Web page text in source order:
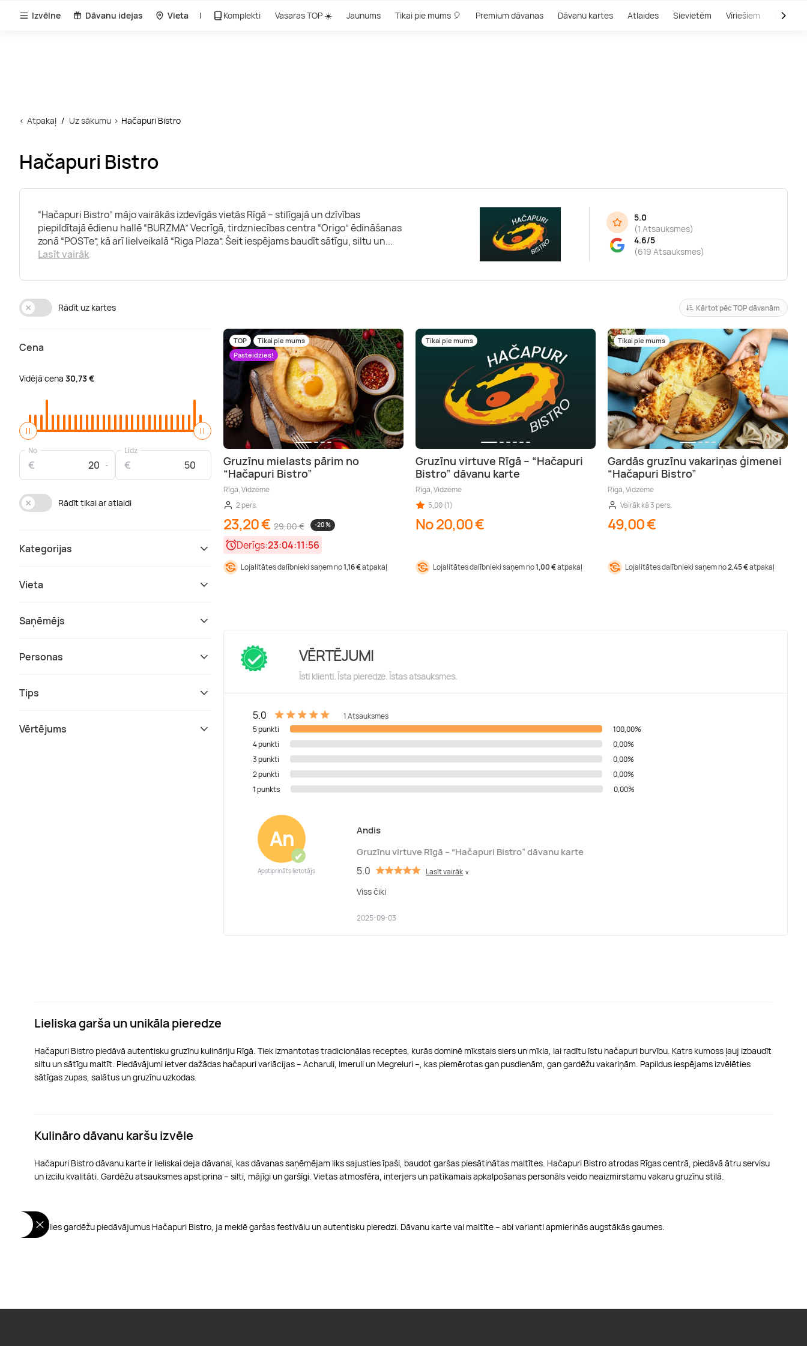
Izvēlne Dāvanu idejas Vieta Komplekti Vasaras TOP ☀️ Jaunums Tikai pie mums 🎈 Premium dāvanas Dāvanu kartes Atlaides Sievietēm Vīriešiem Outlet
Atpakaļ Uz sākumu Hačapuri Bistro
Hačapuri Bistro
“Hačapuri Bistro” mājo vairākās izdevīgās vietās Rīgā – stilīgajā un dzīvības
piepildītajā ēdienu hallē “BURZMA” Vecrīgā, tirdzniecības centra “Origo” ēdināšanas
zonā “POSTe”, kā arī lielveikalā “Riga Plaza”. Šeit iespējams baudīt sātīgu, siltu un...
Lasīt vairāk
5.0
(1 Atsauksmes)
4.6/5
(619 Atsauksmes)
Rādīt uz kartes Kārtot pēc TOP dāvanām
Cena
Vidējā cena 30,73 €
No
€
Līdz
€
Rādīt tikai ar atlaidi
Kategorijas
Vieta
Saņēmējs
Personas
Tips
Vērtējums
TOP
Tikai pie mums
Pasteidzies!
Gruzīnu mielasts pārim no
“Hačapuri Bistro”
Rīga, Vidzeme
2 pers.
23,20 € 29,00 € -20 %
Derīgs:23:04:11:56
Lojalitātes dalībnieki saņem no1,16 €atpakaļ
Tikai pie mums
Gruzīnu virtuve Rīgā – “Hačapuri
Bistro” dāvanu karte
Rīga, Vidzeme
5,00 (1)
No 20,00 €
Lojalitātes dalībnieki saņem no1,00 €atpakaļ
Tikai pie mums
Gardās gruzīnu vakariņas ģimenei
“Hačapuri Bistro”
Rīga, Vidzeme
Vairāk kā 3 pers.
49,00 €
Lojalitātes dalībnieki saņem no2,45 €atpakaļ
VĒRTĒJUMI
Īsti klienti. Īsta pieredze. Īstas atsauksmes.
5.0
1 Atsauksmes
5 punkti
100,00%
4 punkti
0,00%
3 punkti
0,00%
2 punkti
0,00%
1 punkts
0,00%
An
✔
Apstiprināts lietotājs
Andis
Gruzīnu virtuve Rīgā – “Hačapuri Bistro” dāvanu karte
5.0 Lasīt vairāk ∨
Viss čiki
2025-09-03
Lieliska garša un unikāla pieredze
Hačapuri Bistro piedāvā autentisku gruzīnu kulināriju Rīgā. Tiek izmantotas tradicionālas receptes, kurās dominē mīkstais siers un mīkla, lai radītu īstu hačapuri burvību. Katrs kumoss ļauj izbaudīt
siltu un sātīgu maltīt. Piedāvājumi ietver dažādas hačapuri variācijas – Acharuli, Imeruli un Megreluri –, kas piemērotas gan pusdienām, gan gardēžu vakariņām. Papildus iespējams izvēlēties
sātīgas zupas, salātus un gruzīnu uzkodas.
Kulināro dāvanu karšu izvēle
Hačapuri Bistro dāvanu karte ir lieliskai deja dāvanai, kas dāvanas saņēmējam liks sajusties īpaši, baudot garšas piesātinātas maltītes. Hačapuri Bistro atrodas Rīgas centrā, piedāvā ātru servisu
un izcilu kvalitāti. Gardēžu atsauksmes apstiprina – silti, mājīgi un garšīgi. Vietas atmosfēra, interjers un patīkamais apkalpošanas personāls veido neaizmirstamu vakaru gruzīnu stilā.
Izvēlies gardēžu piedāvājumus Hačapuri Bistro, ja meklē garšas festivālu un autentisku pieredzi. Dāvanu karte vai maltīte – abi varianti apmierinās augstākās gaumes.